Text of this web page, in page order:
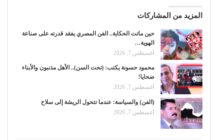
المزيد من المشاركات
حين ماتت الحكاية.. الفن المصري يفقد قدرته على صناعة
الهوية…
أغسطس 7, 2026
محمود حسونة يكتب: (تحت السن).. الأهل مذنبون والأبناء
ضحايا!
أغسطس 7, 2026
(الفن) والسياسة: عندما تتحول الريشة إلى سلاح
أغسطس 7, 2026